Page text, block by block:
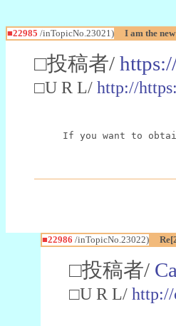
■22985 /inTopicNo.23021) I am the
□投稿者/
□U R L/ http://
If you want to
■22986 /inTopicNo.23022)
□投稿者/
□U R L/